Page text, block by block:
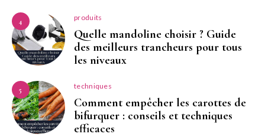
4 produits
Quelle mandoline choisir ? Guide
des meilleurs trancheurs pour tous
les niveaux
5 techniques
Comment empêcher les carottes de
bifurquer : conseils et techniques
efficaces